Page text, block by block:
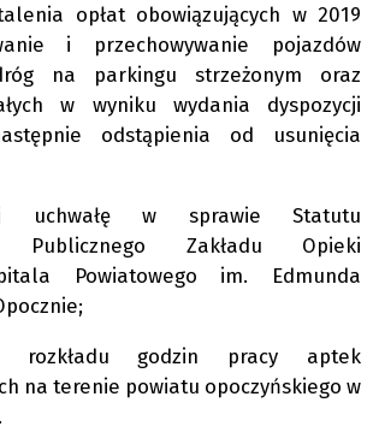
opłat obowiązujących w 2019
i przechowywanie pojazdów
na parkingu strzeżonym oraz
w wyniku wydania dyspozycji
odstąpienia od usunięcia
uchwałę w sprawie Statutu
Publicznego Zakładu Opieki
Powiatowego im. Edmunda
godzin pracy aptek
na terenie powiatu opoczyńskiego w